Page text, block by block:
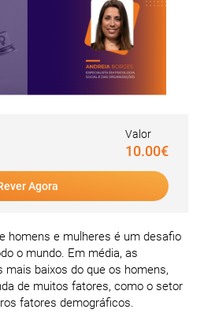
Valor
10.00€
Agora
homens e mulheres é um desafio
o mundo. Em média, as
mais baixos do que os homens,
de muitos fatores, como o setor
fatores demográficos.